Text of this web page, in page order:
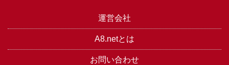
運営会社
A8.netとは
お問い合わせ